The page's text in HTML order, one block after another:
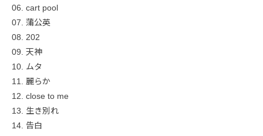
06. cart pool
07. 蒲公英
08. 202
09. 天神
10. ムタ
11. 麗らか
12. close to me
13. 生き別れ
14. 告白